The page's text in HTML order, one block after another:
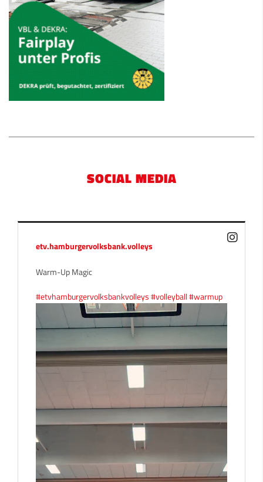
SOCIAL MEDIA
etv.hamburgervolksbank.volleys
Warm-Up Magic
#etvhamburgervolksbankvolleys#volleyball#warmup